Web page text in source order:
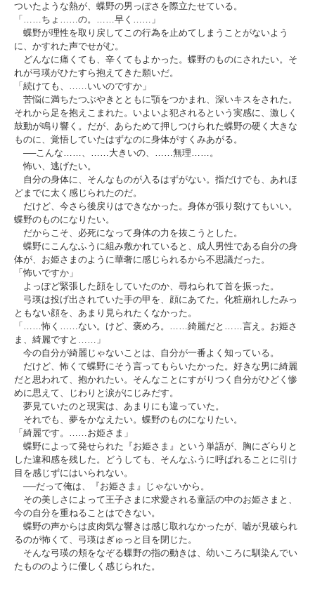
ついたような熱が、蝶野の男っぽさを際立たせている。
「……ちょ……の。……早く……」
蝶野が理性を取り戻してこの行為を止めてしまうことがないよう
に、かすれた声でせがむ。
どんなに痛くても、辛くてもよかった。蝶野のものにされたい。そ
れが弓瑛がひたすら抱えてきた願いだ。
「続けても、……いいのですか」
苦悩に満ちたつぶやきとともに顎をつかまれ、深いキスをされた。
それから足を抱えこまれた。いよいよ犯されるという実感に、激しく
鼓動が鳴り響く。だが、あらためて押しつけられた蝶野の硬く大きな
ものに、覚悟していたはずなのに身体がすくみあがる。
──こんな……、……大きいの、……無理……。
怖い、逃げたい。
自分の身体に、そんなものが入るはずがない。指だけでも、あれほ
どまでに太く感じられたのだ。
だけど、今さら後戻りはできなかった。身体が張り裂けてもいい。
蝶野のものになりたい。
だからこそ、必死になって身体の力を抜こうとした。
蝶野にこんなふうに組み敷かれていると、成人男性である自分の身
体が、お姫さまのように華奢に感じられるから不思議だった。
「怖いですか」
よっぽど緊張した顔をしていたのか、尋ねられて首を振った。
弓瑛は投げ出されていた手の甲を、顔にあてた。化粧崩れしたみっ
ともない顔を、あまり見られたくなかった。
「……怖く……ない。けど、褒めろ。……綺麗だと……言え。お姫さ
ま、綺麗ですと……」
今の自分が綺麗じゃないことは、自分が一番よく知っている。
だけど、怖くて蝶野にそう言ってもらいたかった。好きな男に綺麗
だと思われて、抱かれたい。そんなことにすがりつく自分がひどく惨
めに思えて、じわりと涙がにじみだす。
夢見ていたのと現実は、あまりにも違っていた。
それでも、夢をかなえたい。蝶野のものになりたい。
「綺麗です。……お姫さま」
蝶野によって発せられた『お姫さま』という単語が、胸にざらりと
した違和感を残した。どうしても、そんなふうに呼ばれることに引け
目を感じずにはいられない。
──だって俺は、『お姫さま』じゃないから。
その美しさによって王子さまに求愛される童話の中のお姫さまと、
今の自分を重ねることはできない。
蝶野の声からは皮肉気な響きは感じ取れなかったが、嘘が見破られ
るのが怖くて、弓瑛はぎゅっと目を閉じた。
そんな弓瑛の頬をなぞる蝶野の指の動きは、幼いころに馴染んでい
たもののように優しく感じられた。